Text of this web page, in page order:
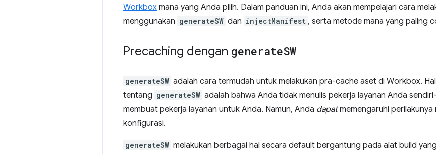
Workbox mana yang Anda pilih. Dalam panduan ini, Anda akan mempelajari cara
menggunakan generateSW dan injectManifest , serta metode mana yang paling
Precaching dengan generateSW
generateSW adalah cara termudah untuk melakukan pra-cache aset di Workbox.
tentang generateSW adalah bahwa Anda tidak menulis pekerja layanan Anda
membuat pekerja layanan untuk Anda. Namun, Anda dapatmemengaruhi perilakunya
konfigurasi.
generateSW melakukan berbagai hal secara default bergantung pada alat build